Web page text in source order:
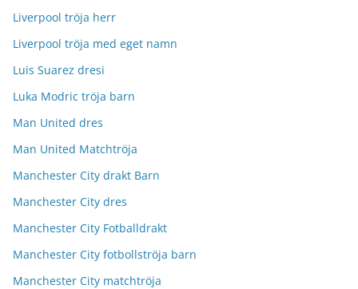
Liverpool tröja herr
Liverpool tröja med eget namn
Luis Suarez dresi
Luka Modric tröja barn
Man United dres
Man United Matchtröja
Manchester City drakt Barn
Manchester City dres
Manchester City Fotballdrakt
Manchester City fotbollströja barn
Manchester City matchtröja